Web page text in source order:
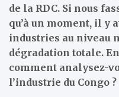
de la RDC. Si nous
qu’à un moment, il y
industries au niveau
dégradation totale.
comment analysez-
l’industrie du Congo ?